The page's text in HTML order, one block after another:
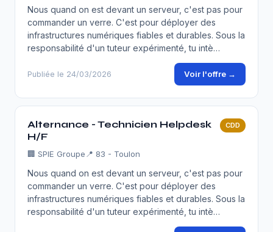
Nous quand on est devant un serveur, c'est pas pour
commander un verre. C'est pour déployer des
infrastructures numériques fiables et durables. Sous la
responsabilité d'un tuteur expérimenté, tu intè…
Publiée le 24/03/2026 Voir l'offre →
Alternance - Technicien Helpdesk
H/F
CDD
🏢 SPIE Groupe 📍 83 - Toulon
Nous quand on est devant un serveur, c'est pas pour
commander un verre. C'est pour déployer des
infrastructures numériques fiables et durables. Sous la
responsabilité d'un tuteur expérimenté, tu intè…